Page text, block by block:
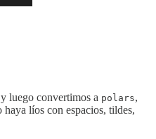
luego convertimos a polars,
líos con espacios, tildes,